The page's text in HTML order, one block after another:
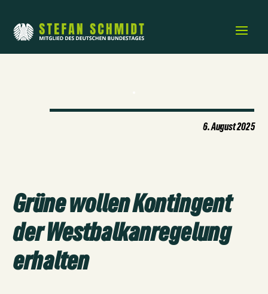
6. August 2025
Grüne wollen Kontingent
der Westbalkanregelung
erhalten